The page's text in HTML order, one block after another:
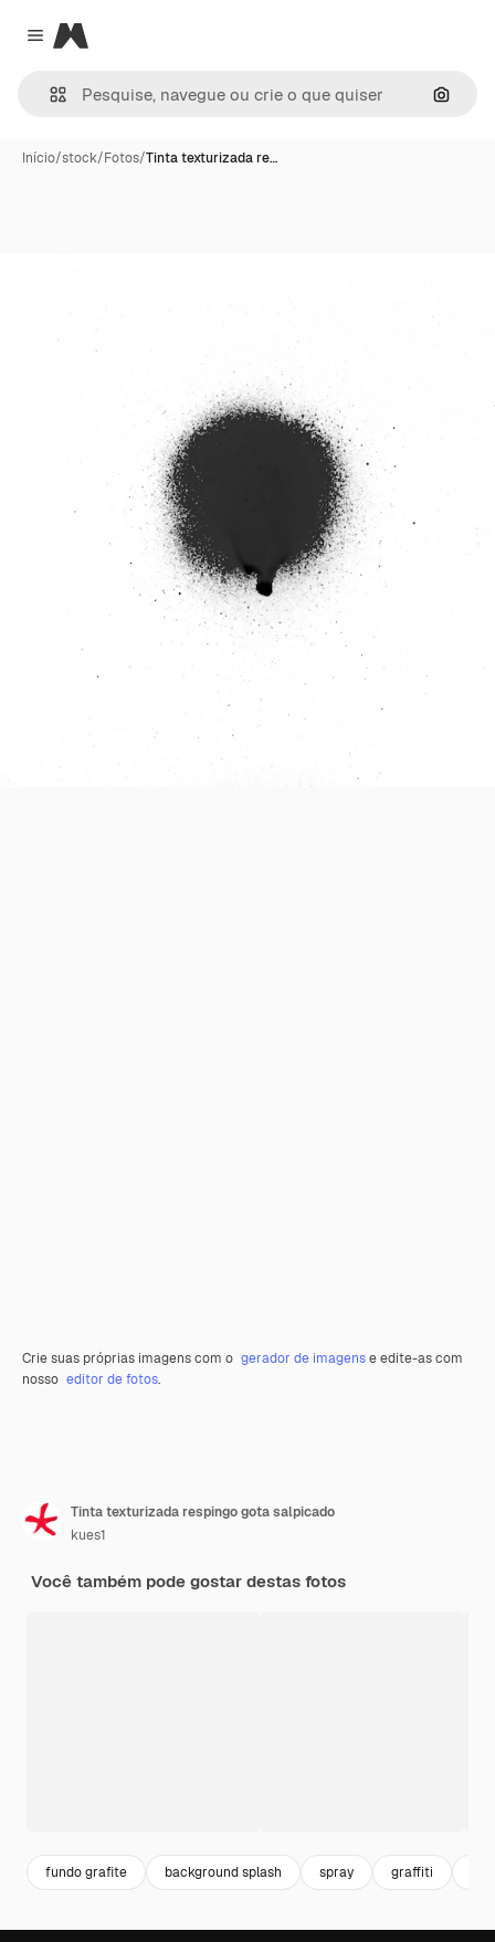
Close menu
Magnific
Início/stock/Fotos/Tinta texturizada re…
Crie suas próprias imagens com o gerador de imagense edite-as com
nosso editor de fotos.
Tinta texturizada respingo gota salpicado
kues1
Você também pode gostar destas fotos
fundo grafite background splash spray graffiti